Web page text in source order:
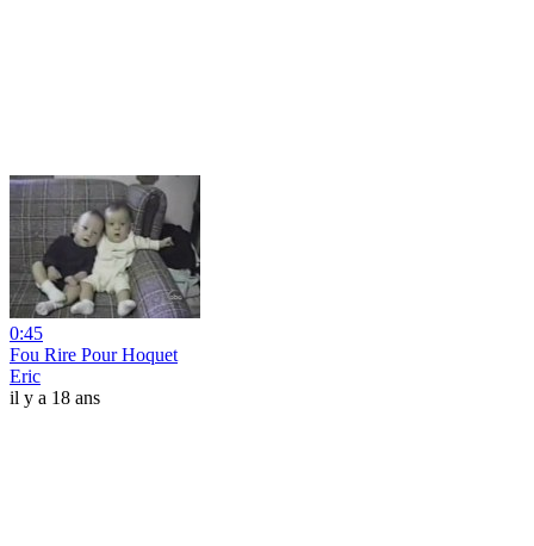
0:45
Fou Rire Pour Hoquet
Eric
il y a 18 ans